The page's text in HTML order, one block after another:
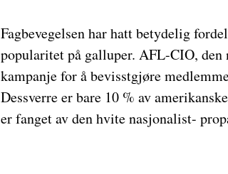
Fagbevegelsen har hatt betydelig
popularitet på galluper. AFL-CIO, den
kampanje for å bevisstgjøre
Dessverre er bare 10 % av
er fanget av den hvite nasjonalist-